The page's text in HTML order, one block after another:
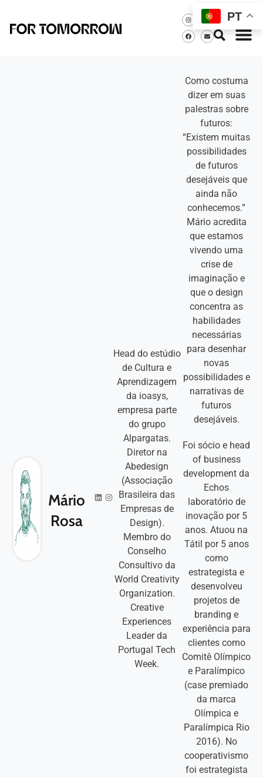
Mário
Rosa
Head do estúdio
de Cultura e
Aprendizagem
da ioasys,
empresa parte
do grupo
Alpargatas.
Diretor na
Abedesign
(Associação
Brasileira das
Empresas de
Design).
Membro do
Conselho
Consultivo da
World Creativity
Organization.
Creative
Experiences
Leader da
Portugal Tech
Week.
Como costuma
dizer em suas
palestras sobre
futuros:
“Existem muitas
possibilidades
de futuros
desejáveis que
ainda não
conhecemos.”
Mário acredita
que estamos
vivendo uma
crise de
imaginação e
que o design
concentra as
habilidades
necessárias
para desenhar
novas
possibilidades e
narrativas de
futuros
desejáveis.
Foi sócio e head
of business
development da
Echos
laboratório de
inovação por 5
anos. Atuou na
Tátil por 5 anos
como
estrategista e
desenvolveu
projetos de
branding e
experiência para
clientes como
Comitê Olímpico
e Paralímpico
(case premiado
da marca
Olímpica e
Paralímpica Rio
2016). No
cooperativismo
foi estrategista
PT